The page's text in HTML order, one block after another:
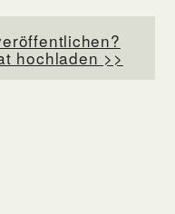
hochladen >>